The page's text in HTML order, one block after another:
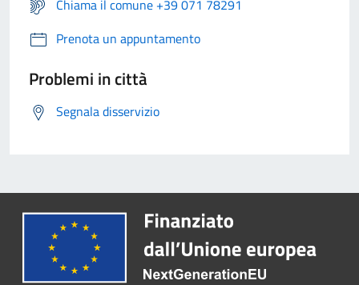
Chiama il comune +39 071 78291
Prenota un appuntamento
Problemi in città
Segnala disservizio